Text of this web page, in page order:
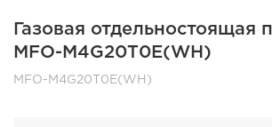
Газовая отдельностоящая
MFO-M4G20T0E(WH)
MFO-M4G20T0E(WH)